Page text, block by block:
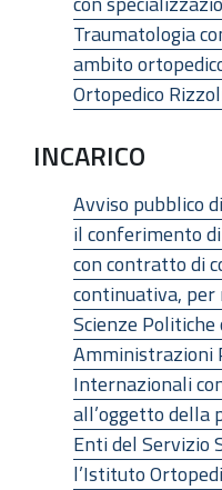
Traumatologia
ambito
Ortopedico
INCARICO
Avviso pubblico
il conferimento
con contratto di
continuativa, per
Scienze
Amministrazioni
Internazionali
all’oggetto della
Enti del Servizio
l’Istituto